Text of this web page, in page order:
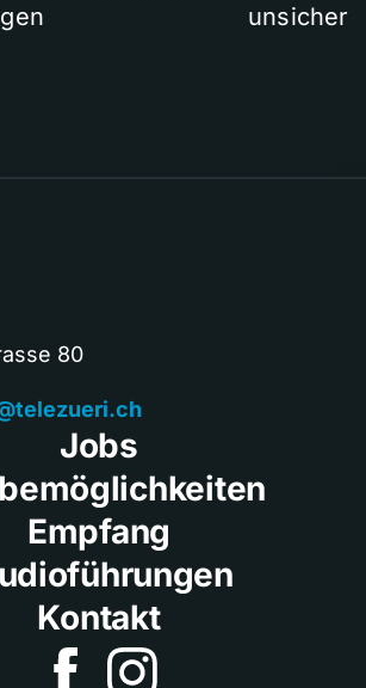
unsicher
80
Jobs
Empfang
Kontakt